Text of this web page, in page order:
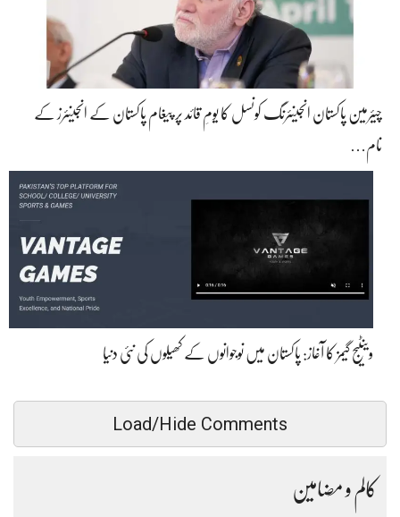
چیئرمین پاکستان انجینئرنگ کونسل کا یومِ قائد پر پیغام پاکستان کے انجینئرز کے
نام…
وینٹیج گیمز کا آغاز: پاکستان میں نوجوانوں کے کھیلوں کی نئی دنیا
Load/Hide Comments
کالم و مضامین